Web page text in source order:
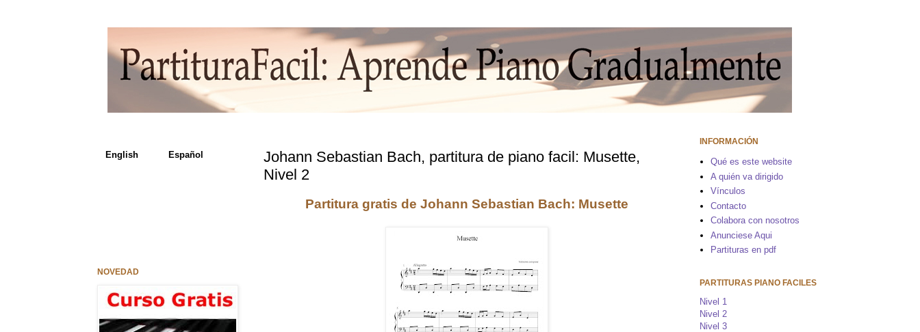
Johann Sebastian Bach, partitura de piano facil: Musette,
Nivel 2
Partitura gratis de Johann Sebastian Bach: Musette
English Español
NOVEDAD
INFORMACIÓN
Qué es este website
A quién va dirigido
Vínculos
Contacto
Colabora con nosotros
Anunciese Aqui
Partituras en pdf
PARTITURAS PIANO FACILES
Nivel 1
Nivel 2
Nivel 3